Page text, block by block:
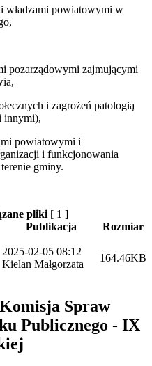
władzami powiatowymi w
pozarządowymi zajmującymi
i zagrożeń patologią
innymi),
powiatowymi i
i funkcjonowania
gminy.
pliki[ 1 ]
Publikacja
Rozmiar
2025-02-05 08:12
Kielan Małgorzata
164.46KB
Komisja Spraw
Publicznego - IX